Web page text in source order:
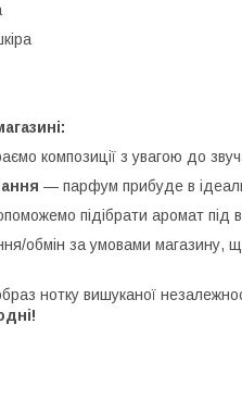
композиції з увагою до
— парфум прибуде в
підібрати аромат під
обмін за умовами магазину,
нотку вишуканої